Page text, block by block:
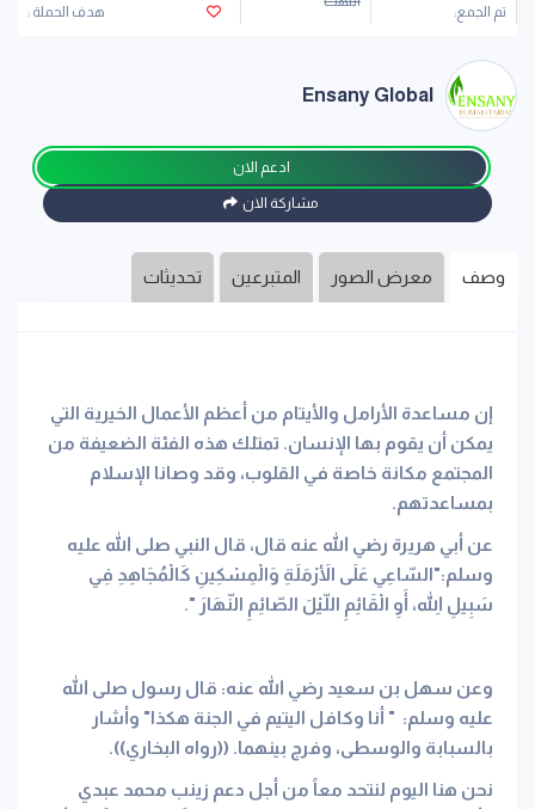
تم الجمع:
هدف الحملة :
Ensany Global
ادعم الان
مشاركة الان
وصف معرض الصور المتبرعين تحديثات
إن مساعدة الأرامل والأيتام من أعظم الأعمال الخيرية التي
يمكن أن يقوم بها الإنسان. تمتلك هذه الفئة الضعيفة من
المجتمع مكانة خاصة في القلوب، وقد وصانا الإسلام
بمساعدتهم.
عن أبي هريرة رضي الله عنه قال، قال النبي صلى الله عليه
وسلم:"السّاعِي عَلَى الأَرْمَلَةِ وَالْمِسْكِينِ كَالْمُجَاهِدِ فِي
سَبِيلِ اللّهِ، أَوِ الْقَائِمِ اللّيْلَ الصّائِمِ النّهَارَ ‏"‏‏.‏
وعن سهل بن سعيد رضي الله عنه‏:‏ قال رسول صلى الله
عليه وسلم‏:‏ ‏ "‏ أنا وكافل اليتيم في الجنة هكذا‏"‏ وأشار
بالسبابة والوسطى، وفرج بينهما‏.‏ ‏(‏‏(‏رواه البخاري‏)‏‏)‏‏.‏
نحن هنا اليوم لنتحد معاً من أجل دعم زينب محمد عبدي